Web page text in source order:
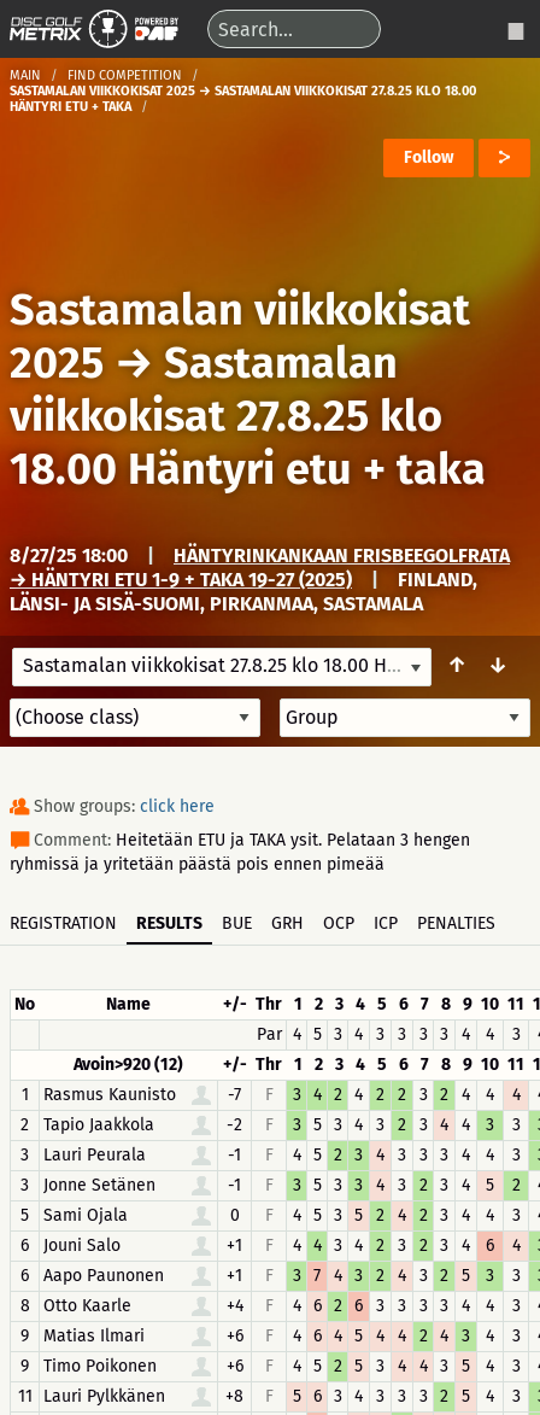
MAIN
FIND COMPETITION
SASTAMALAN VIIKKOKISAT 2025 → SASTAMALAN VIIKKOKISAT 27.8.25 KLO 18.00
HÄNTYRI ETU + TAKA
Follow
Sastamalan viikkokisat
2025 → Sastamalan
viikkokisat 27.8.25 klo
18.00 Häntyri etu + taka
8/27/25 18:00
HÄNTYRINKANKAAN FRISBEEGOLFRATA
→ HÄNTYRI ETU 1-9 + TAKA 19-27 (2025)
FINLAND,
LÄNSI- JA SISÄ-SUOMI, PIRKANMAA, SASTAMALA
Sastamalan viikkokisat 27.8.25 klo 18.00 Häntyri etu + taka ↑ ↓
Show groups: click here
Comment: Heitetään ETU ja TAKA ysit. Pelataan 3 hengen
ryhmissä ja yritetään päästä pois ennen pimeää
REGISTRATION RESULTS BUE GRH OCP ICP PENALTIES
No Name +/- Thr 1 2 3 4 5 6 7 8 9 10 11
Par 4 5 3 4 3 3 3 3 4 4 3
Avoin>920 (12)
+/- Thr 1 2 3 4 5 6 7 8 9 10 11
1
Rasmus Kaunisto -7 F 3 4 2 4 2 2 3 2 4 4 4
2
Tapio Jaakkola -2 F 3 5 3 4 3 2 3 4 4 3 3
3
Lauri Peurala -1 F 4 5 2 3 4 3 3 3 4 4 3
3
Jonne Setänen -1 F 3 5 3 3 4 3 2 3 4 5 2
5
Sami Ojala 0 F 4 5 3 5 2 4 2 3 4 4 3
6
Jouni Salo +1 F 4 4 3 4 2 3 2 3 4 6 4
6
Aapo Paunonen +1 F 3 7 4 3 2 4 3 2 5 3 3
8
Otto Kaarle +4 F 4 6 2 6 3 3 3 3 4 4 3
9
Matias Ilmari +6 F 4 6 4 5 4 4 2 4 3 4 3
9
Timo Poikonen +6 F 4 5 2 5 3 4 4 3 5 4 3
11
Lauri Pylkkänen +8 F 5 6 3 4 3 3 3 2 5 4 3